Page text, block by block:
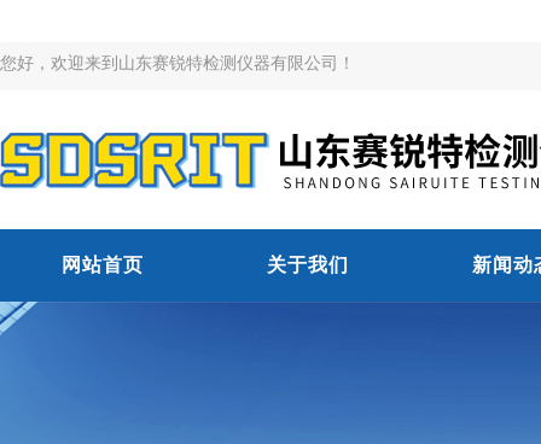
您好，欢迎来到山东赛锐特检测仪器有限公司！
网站首页 关于我们 新闻动